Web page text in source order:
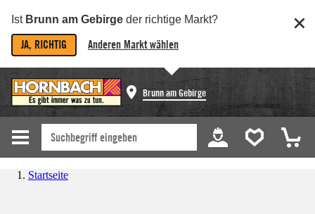
Ist Brunn am Gebirge der richtige Markt?
JA, RICHTIG Anderen Markt wählen
Brunn am Gebirge
Startseite